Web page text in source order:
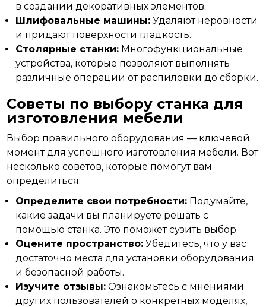
в создании декоративных элементов.
Шлифовальные машины: Удаляют неровности
и придают поверхности гладкость.
Столярные станки: Многофункциональные
устройства, которые позволяют выполнять
различные операции от распиловки до сборки.
Советы по выбору станка для
изготовления мебели
Выбор правильного оборудования — ключевой
момент для успешного изготовления мебели. Вот
несколько советов, которые помогут вам
определиться:
Определите свои потребности: Подумайте,
какие задачи вы планируете решать с
помощью станка. Это поможет сузить выбор.
Оцените пространство: Убедитесь, что у вас
достаточно места для установки оборудования
и безопасной работы.
Изучите отзывы: Ознакомьтесь с мнениями
других пользователей о конкретных моделях,